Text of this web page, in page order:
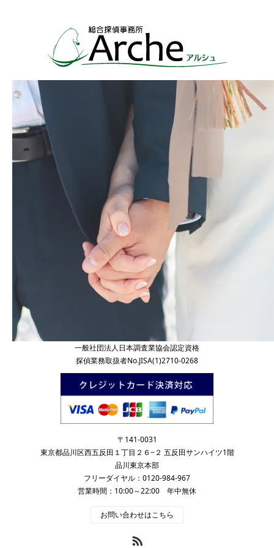
一般社団法人日本調査業協会認定資格
探偵業務取扱者No.JISA(1)2710-0268
〒141-0031
東京都品川区西五反田１丁目２６−２ 五反田サンハイツ1階
品川東京本部
フリーダイヤル：0120-984-967
営業時間：10:00～22:00 年中無休
お問い合わせはこちら